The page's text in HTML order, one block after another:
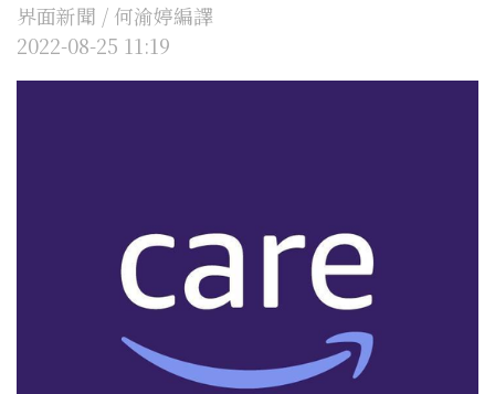
界面新聞 / 何渝婷編譯
2022-08-25 11:19